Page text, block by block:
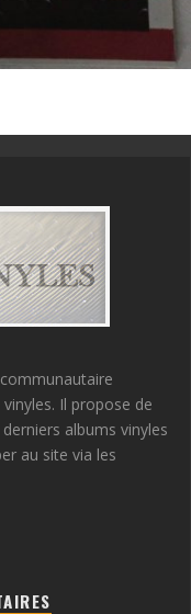
Il propose de
albums vinyles
au site via les